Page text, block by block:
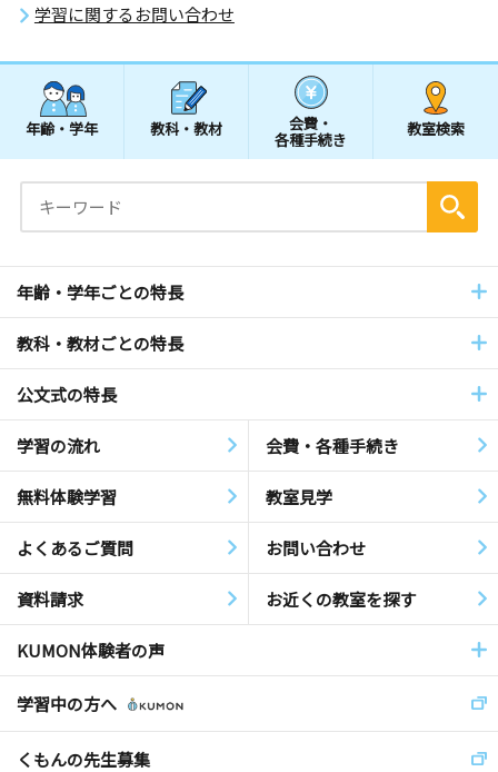
学習に関するお問い合わせ
年齢・学年 教科・教材 会費・
各種手続き
教室検索
年齢・学年ごとの特長
教科・教材ごとの特長
公文式の特長
学習の流れ 会費・各種手続き
無料体験学習 教室見学
よくあるご質問 お問い合わせ
資料請求 お近くの教室を探す
KUMON体験者の声
学習中の方へ
くもんの先生募集